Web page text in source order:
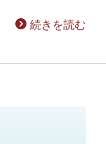
続きを読む